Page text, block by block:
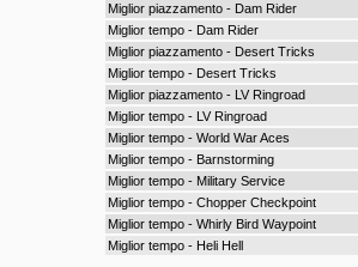
Miglior piazzamento - Dam Rider
Miglior tempo - Dam Rider
Miglior piazzamento - Desert Tricks
Miglior tempo - Desert Tricks
Miglior piazzamento - LV Ringroad
Miglior tempo - LV Ringroad
Miglior tempo - World War Aces
Miglior tempo - Barnstorming
Miglior tempo - Military Service
Miglior tempo - Chopper Checkpoint
Miglior tempo - Whirly Bird Waypoint
Miglior tempo - Heli Hell